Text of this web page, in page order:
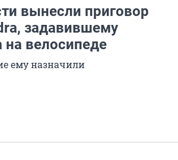
вынесли приговор
задавившему
на велосипеде
ему назначили